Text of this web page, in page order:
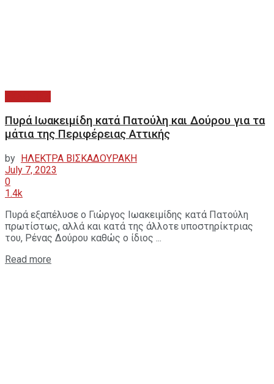
Πυρά Ιωακειμίδη κατά Πατούλη και Δούρου για τα
μάτια της Περιφέρειας Αττικής
by ΗΛΕΚΤΡΑ ΒΙΣΚΑΔΟΥΡΑΚΗ
July 7, 2023
0
1.4k
Πυρά εξαπέλυσε ο Γιώργος Ιωακειμίδης κατά Πατούλη
πρωτίστως, αλλά και κατά της άλλοτε υποστηρίκτριας
του, Ρένας Δούρου καθώς ο ίδιος ...
Read more